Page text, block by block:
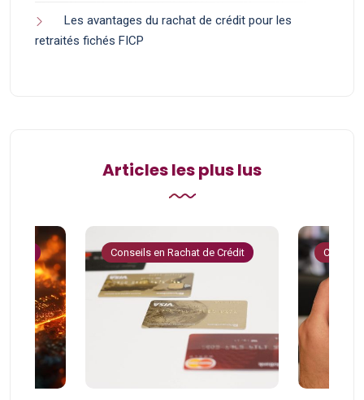
Les avantages du rachat de crédit pour les
retraités fichés FICP
Articles les plus lus
Conseils en Rachat de Crédit